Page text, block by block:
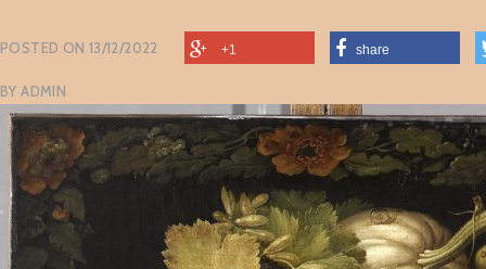
POSTED ON 13/12/2022
BYADMIN
+1 share